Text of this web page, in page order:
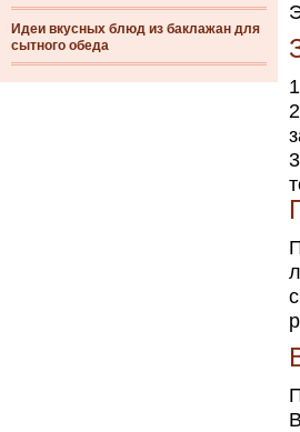
Идеи вкусных блюд из баклажан для
сытного обеда